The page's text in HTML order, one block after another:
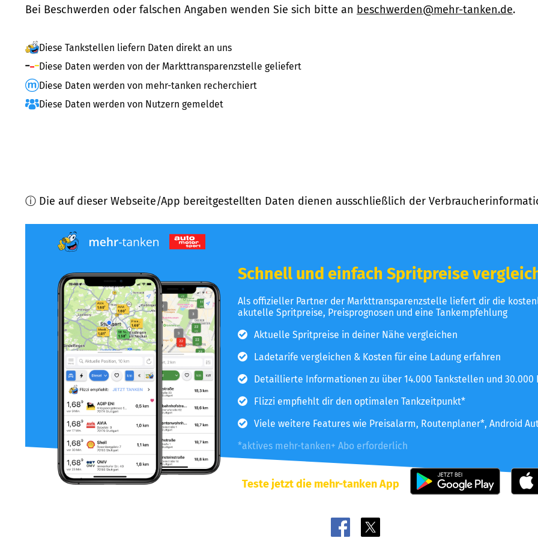
Bei Beschwerden oder falschen Angaben wenden Sie sich bitte an beschwerden@mehr-tanken.de.
Diese Tankstellen liefern Daten direkt an uns
Diese Daten werden von der Markttransparenzstelle geliefert
Diese Daten werden von mehr-tanken recherchiert
Diese Daten werden von Nutzern gemeldet
ⓘ Die auf dieser Webseite/App bereitgestellten Daten dienen ausschließlich der
Schnell und einfach Spritpreise
Als offizieller Partner der Markttransparenzstelle liefert dir die
akutelle Spritpreise, Preisprognosen und eine Tankempfehlung
Aktuelle Spritpreise in deiner Nähe vergleichen
Ladetarife vergleichen & Kosten für eine Ladung erfahren
Detaillierte Informationen zu über 14.000 Tankstellen und 30.000
Flizzi empfiehlt dir den optimalen Tankzeitpunkt*
Viele weitere Features wie Preisalarm, Routenplaner*, Android
*aktives mehr-tanken+ Abo erforderlich
Teste jetzt die mehr-tanken App